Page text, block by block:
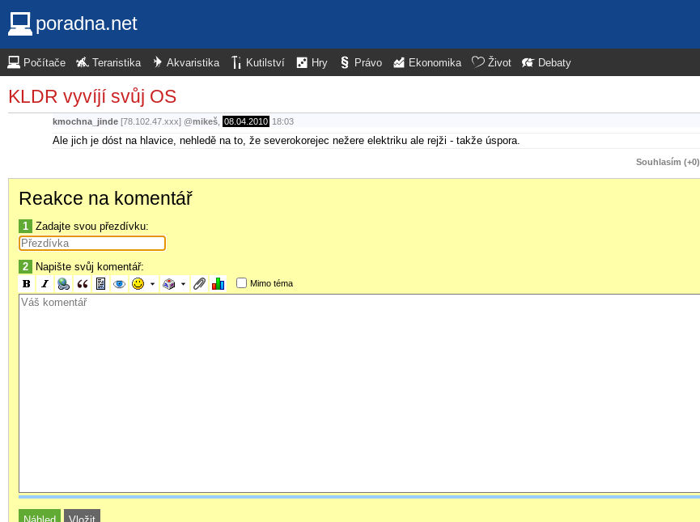
poradna.net
Počítače Teraristika Akvaristika Kutilství Hry Právo Ekonomika Život Debaty
KLDR vyvíjí svůj OS
kmochna_jinde [78.102.47.xxx] @mikeš 08.04.2010 18:03
Ale jich je dóst na hlavice, nehledě na to, že severokorejec nežere elektriku ale rejži - takže úspora.
Souhlasím (+0)
Reakce na komentář
1 Zadajte svou přezdívku:
2 Napište svůj komentář:
Mimo téma